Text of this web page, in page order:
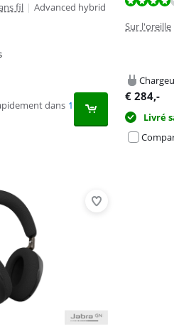
fil | Advanced hybrid
dans 1
Sur l'oreille
€ 284,-
Livré